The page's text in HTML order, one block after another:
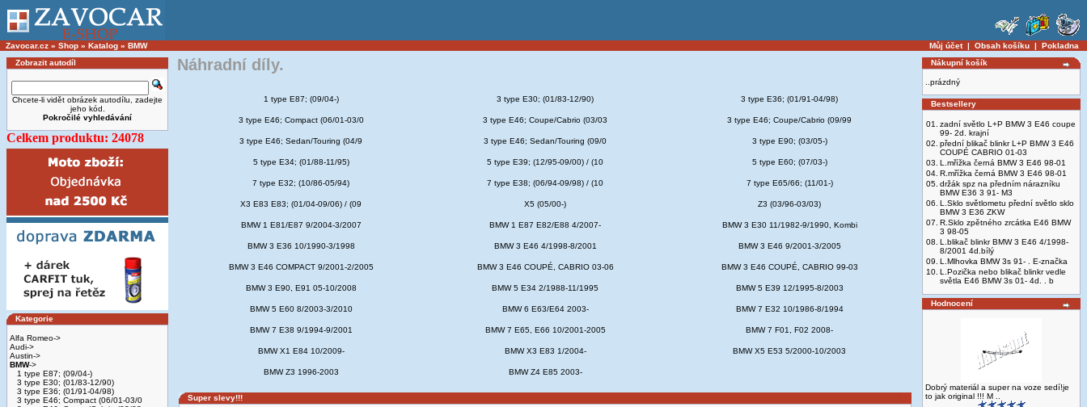
Zavocar.cz » Shop » Katalog » BMW Můj účet| Obsah košíku | Pokladna
Zobrazit autodíl
Chcete-li vidět obrázek autodílu, zadejte
jeho kód.
Pokročilé vyhledávání
Celkem produktu: 24078
Kategorie
Alfa Romeo->
Audi->
Austin->
BMW->
1 type E87; (09/04-)
3 type E30; (01/83-12/90)
3 type E36; (01/91-04/98)
3 type E46; Compact (06/01-03/0
Náhradní díly.
1 type E87; (09/04-) 3 type E30; (01/83-12/90) 3 type E36; (01/91-04/98)
3 type E46; Compact (06/01-03/0 3 type E46; Coupe/Cabrio (03/03 3 type E46; Coupe/Cabrio (09/99
3 type E46; Sedan/Touring (04/9 3 type E46; Sedan/Touring (09/0 3 type E90; (03/05-)
5 type E34; (01/88-11/95) 5 type E39; (12/95-09/00) / (10 5 type E60; (07/03-)
7 type E32; (10/86-05/94) 7 type E38; (06/94-09/98) / (10 7 type E65/66; (11/01-)
X3 E83 E83; (01/04-09/06) / (09 X5 (05/00-) Z3 (03/96-03/03)
BMW 1 E81/E87 9/2004-3/2007 BMW 1 E87 E82/E88 4/2007- BMW 3 E30 11/1982-9/1990, Kombi
BMW 3 E36 10/1990-3/1998 BMW 3 E46 4/1998-8/2001 BMW 3 E46 9/2001-3/2005
BMW 3 E46 COMPACT 9/2001-2/2005 BMW 3 E46 COUPÉ, CABRIO 03-06 BMW 3 E46 COUPÉ, CABRIO 99-03
BMW 3 E90, E91 05-10/2008 BMW 5 E34 2/1988-11/1995 BMW 5 E39 12/1995-8/2003
BMW 5 E60 8/2003-3/2010 BMW 6 E63/E64 2003- BMW 7 E32 10/1986-8/1994
BMW 7 E38 9/1994-9/2001 BMW 7 E65, E66 10/2001-2005 BMW 7 F01, F02 2008-
BMW X1 E84 10/2009- BMW X3 E83 1/2004- BMW X5 E53 5/2000-10/2003
BMW Z3 1996-2003 BMW Z4 E85 2003-
Super slevy!!!
Nákupní košík
..prázdný
Bestsellery
01.
zadní světlo L+P BMW 3 E46 coupe
99- 2d. krajní
02. přední blikač blinkr L+P BMW 3 E46
COUPÉ CABRIO 01-03
03. L.mřížka černá BMW 3 E46 98-01
04. R.mřížka černá BMW 3 E46 98-01
05. držák spz na předním nárazníku
BMW E36 3 91- M3
06. L.Sklo světlometu přední světlo sklo
BMW 3 E36 ZKW
07. R.Sklo zpětného zrcátka E46 BMW
3 98-05
08. L.blikač blinkr BMW 3 E46 4/1998-
8/2001 4d.bílý
09. L.Mlhovka BMW 3s 91- . E-značka
10. L.Pozička nebo blikač blinkr vedle
světla E46 BMW 3s 01- 4d. . b
Hodnocení
Dobrý materiál a super na voze sedí!je
to jak original !!! M ..